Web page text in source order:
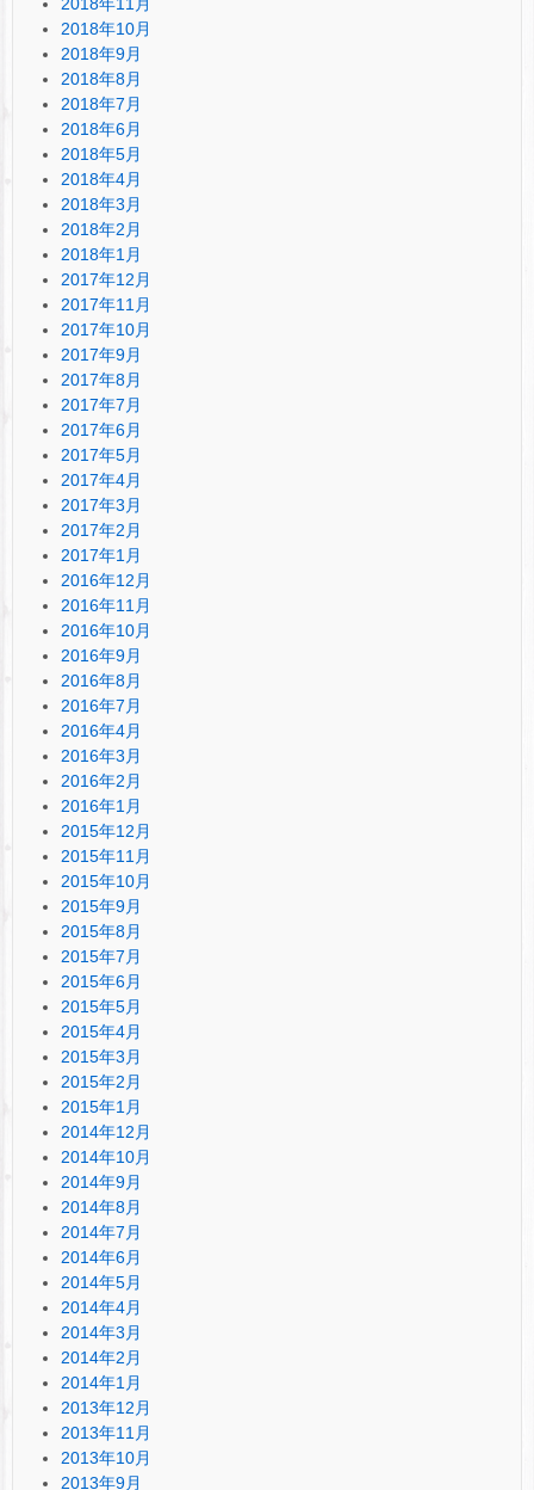
2018年11月
2018年10月
2018年9月
2018年8月
2018年7月
2018年6月
2018年5月
2018年4月
2018年3月
2018年2月
2018年1月
2017年12月
2017年11月
2017年10月
2017年9月
2017年8月
2017年7月
2017年6月
2017年5月
2017年4月
2017年3月
2017年2月
2017年1月
2016年12月
2016年11月
2016年10月
2016年9月
2016年8月
2016年7月
2016年4月
2016年3月
2016年2月
2016年1月
2015年12月
2015年11月
2015年10月
2015年9月
2015年8月
2015年7月
2015年6月
2015年5月
2015年4月
2015年3月
2015年2月
2015年1月
2014年12月
2014年10月
2014年9月
2014年8月
2014年7月
2014年6月
2014年5月
2014年4月
2014年3月
2014年2月
2014年1月
2013年12月
2013年11月
2013年10月
2013年9月